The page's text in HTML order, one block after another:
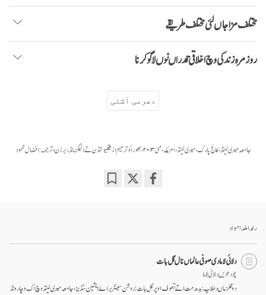
مختلف مزاجاں لئی مختلف طریقے
روز مرہ زندگی وچ اخلاقی قدراں نوں لاگو کرنا
دھرمی آشتی
جامعہ میری لینڈ، کالج پارک، میری لینڈ، امریکہ ، مئی ۲۰۱۳ ، بھورا کو ترمیم از میتھیو لنڈن تے الیگزینڈر برزن ، ترجمہ: افضال محمود
رلدا ملدا مواد
دلائی لاما دی صوفی عالماں نال گل بات
چودھویں دلائی لاما
دو قلزماں دا ملاپ: بدھ مت اتے تصوف اوپر گل بات: روشن سینٹر برائے ایشین سٹڈیز، جامعہ میری لینڈ وچ اک وچار ونڈ